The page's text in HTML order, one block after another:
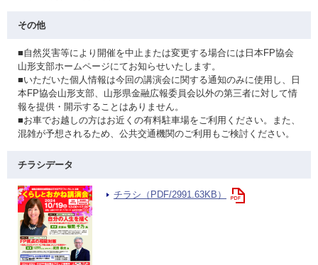
その他
■自然災害等により開催を中止または変更する場合には日本FP協会
山形支部ホームページにてお知らせいたします。
■いただいた個人情報は今回の講演会に関する通知のみに使用し、日
本FP協会山形支部、山形県金融広報委員会以外の第三者に対して情
報を提供・開示することはありません。
■お車でお越しの方はお近くの有料駐車場をご利用ください。また、
混雑が予想されるため、公共交通機関のご利用もご検討ください。
チラシデータ
チラシ（PDF/2991.63KB）